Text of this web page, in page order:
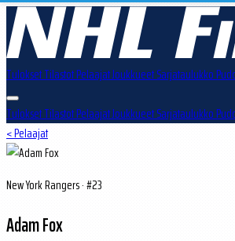
TuloksetTilastotPelaajatJoukkueetSarjataulukko
TuloksetTilastotPelaajatJoukkueetSarjataulukko
< Pelaajat
New York Rangers · #23
Adam Fox